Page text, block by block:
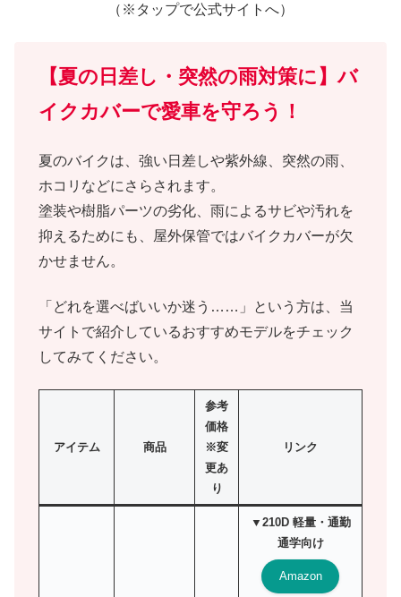
（※タップで公式サイトへ）
【夏の日差し・突然の雨対策に】バ
イクカバーで愛車を守ろう！
夏のバイクは、強い日差しや紫外線、突然の雨、
ホコリなどにさらされます。
塗装や樹脂パーツの劣化、雨によるサビや汚れを
抑えるためにも、屋外保管ではバイクカバーが欠
かせません。
「どれを選べばいいか迷う……」という方は、当
サイトで紹介しているおすすめモデルをチェック
してみてください。
アイテム 商品
参考
価格
※変
更あ
り
リンク
▼210D 軽量・通勤
通学向け
Amazon